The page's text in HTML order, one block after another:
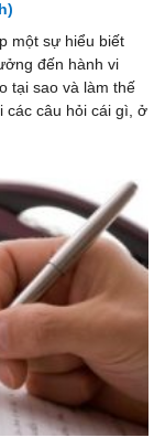
một sự hiểu biết
đến hành vi
tại sao và làm thế
các câu hỏi cái gì, ở